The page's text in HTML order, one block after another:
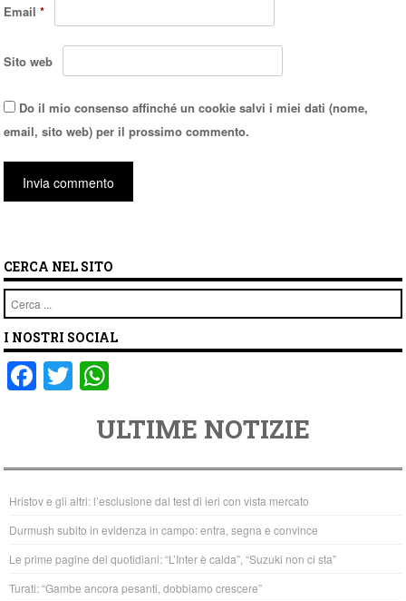
Email*
Sito web
Do il mio consenso affinché un cookie salvi i miei dati (nome,
email, sito web) per il prossimo commento.
CERCA NEL SITO
Cerca
I NOSTRI SOCIAL
F
a
e
b
o
o
k
T
wi
er
at
s
A
p
p
ULTIME NOTIZIE
Hristov e gli altri: l’esclusione dal test di ieri con vista mercato
Durmush subito in evidenza in campo: entra, segna e convince
Le prime pagine dei quotidiani: “L’Inter è calda”, “Suzuki non ci sta”
Turati: “Gambe ancora pesanti, dobbiamo crescere”